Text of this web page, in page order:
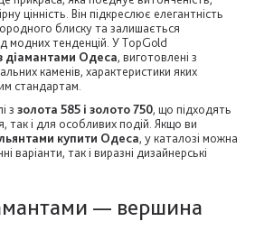
цінність. Він підкреслює елегантність
блиску та залишається
модних тенденцій. У TopGold
діамантами Одеса, виготовлені з
каменів, характеристики яких
стандартам.
з золота 585 і золото 750, що підходять
так і для особливих подій. Якщо ви
купити Одеса, у каталозі можна
варіанти, так і виразні дизайнерські
— вершина